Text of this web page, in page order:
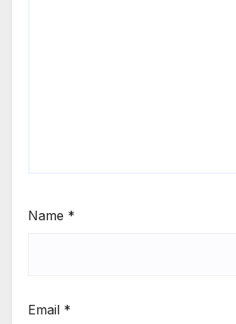
Name *
Email *